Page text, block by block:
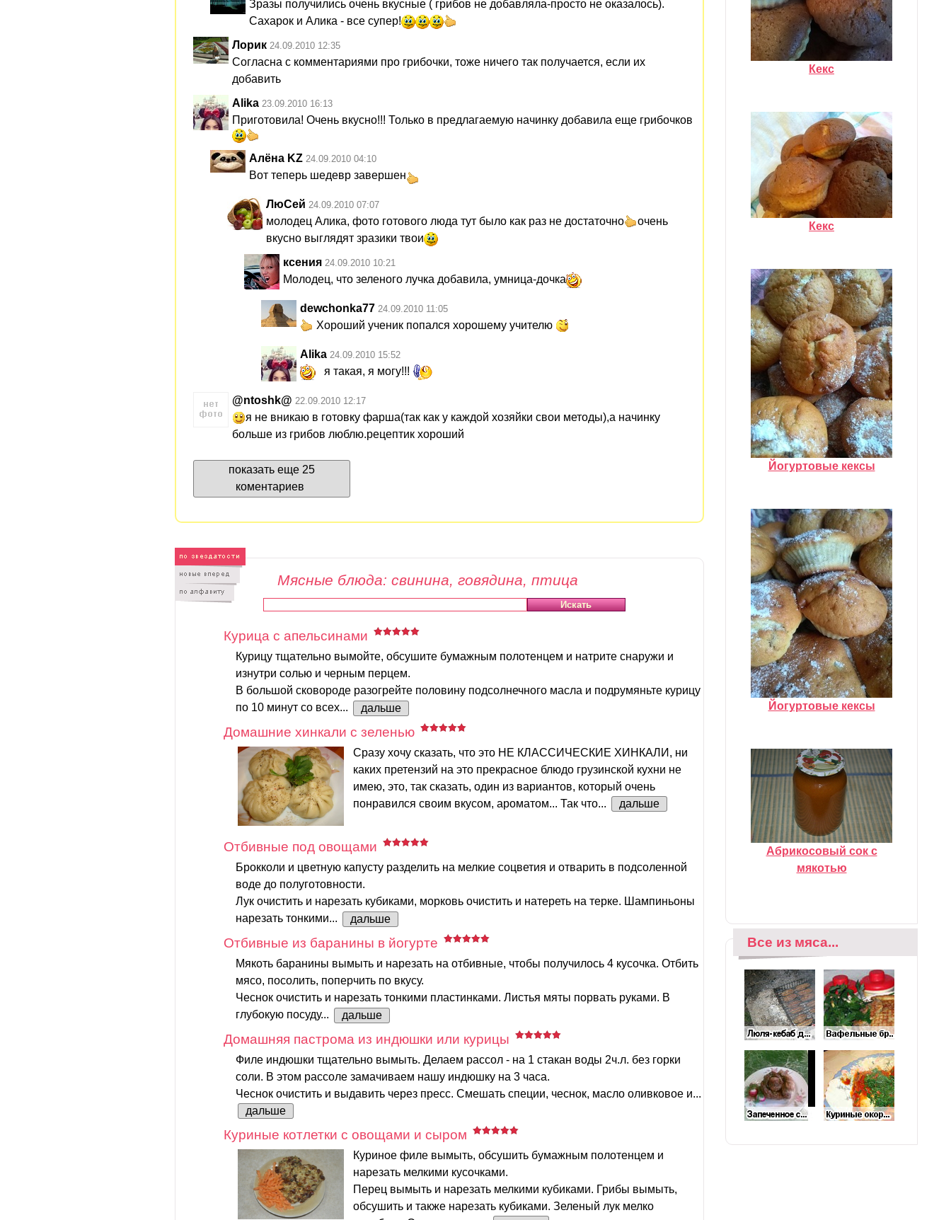
Зразы получились очень вкусные ( грибов не добавляла-просто не оказалось).
Сахарок и Алика - все супер!
Лорик 24.09.2010 12:35
Согласна с комментариями про грибочки, тоже ничего так получается, если их
добавить
Alika 23.09.2010 16:13
Приготовила! Очень вкусно!!! Только в предлагаемую начинку добавила еще грибочков
Алёна KZ 24.09.2010 04:10
Вот теперь шедевр завершен
ЛюСей 24.09.2010 07:07
молодец Алика, фото готового люда тут было как раз не достаточно
очень
вкусно выглядят зразики твои
ксения 24.09.2010 10:21
Молодец, что зеленого лучка добавила, умница-дочка
dewchonka77 24.09.2010 11:05
Хороший ученик попался хорошему учителю
Alika 24.09.2010 15:52
я такая, я могу!!!
@ntoshk@ 22.09.2010 12:17
я не вникаю в готовку фарша(так как у каждой хозяйки свои методы),а начинку
больше из грибов люблю.рецептик хороший
показать еще 25
коментариев
Мясные блюда: свинина, говядина, птица
Курица с апельсинами
Курицу тщательно вымойте, обсушите бумажным полотенцем и натрите снаружи и
изнутри солью и черным перцем.
В большой сковороде разогрейте половину подсолнечного масла и подрумяньте курицу
по 10 минут со всех...
дальше
Домашние хинкали с зеленью
Сразу хочу сказать, что это НЕ КЛАССИЧЕСКИЕ ХИНКАЛИ, ни
каких претензий на это прекрасное блюдо грузинской кухни не
имею, это, так сказать, один из вариантов, который очень
понравился своим вкусом, ароматом... Так что...
дальше
Отбивные под овощами
Брокколи и цветную капусту разделить на мелкие соцветия и отварить в подсоленной
воде до полуготовности.
Лук очистить и нарезать кубиками, морковь очистить и натереть на терке. Шампиньоны
нарезать тонкими...
дальше
Отбивные из баранины в йогурте
Мякоть баранины вымыть и нарезать на отбивные, чтобы получилось 4 кусочка. Отбить
мясо, посолить, поперчить по вкусу.
Чеснок очистить и нарезать тонкими пластинками. Листья мяты порвать руками. В
глубокую посуду...
дальше
Домашняя пастрома из индюшки или курицы
Филе индюшки тщательно вымыть. Делаем рассол - на 1 стакан воды 2ч.л. без горки
соли. В этом рассоле замачиваем нашу индюшку на 3 часа.
Чеснок очистить и выдавить через пресс. Смешать специи, чеснок, масло оливковое и...
дальше
Куриные котлетки с овощами и сыром
Куриное филе вымыть, обсушить бумажным полотенцем и
нарезать мелкими кусочками.
Перец вымыть и нарезать мелкими кубиками. Грибы вымыть,
обсушить и также нарезать кубиками. Зеленый лук мелко
Кекс
Кекс
Йогуртовые кексы
Йогуртовые кексы
Абрикосовый сок с
мякотью
Все из мяса...